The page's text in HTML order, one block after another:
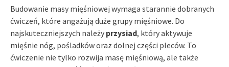
Budowanie masy mięśniowej wymaga starannie dobranych
ćwiczeń, które angażują duże grupy mięśniowe. Do
najskuteczniejszych należy przysiad, który aktywuje
mięśnie nóg, pośladków oraz dolnej części pleców. To
ćwiczenie nie tylko rozwija masę mięśniową, ale także